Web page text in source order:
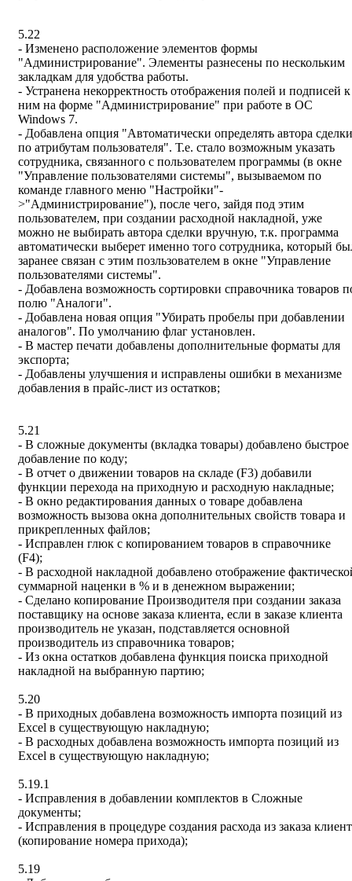
5.22
- Изменено расположение элементов формы
"Администрирование". Элементы разнесены по нескольким
закладкам для удобства работы.
- Устранена некорректность отображения полей и подписей к
ним на форме "Администрирование" при работе в ОС
Windows 7.
- Добавлена опция "Автоматически определять автора сделки
по атрибутам пользователя". Т.е. стало возможным указать
сотрудника, связанного с пользователем программы (в окне
"Управление пользователями системы", вызываемом по
команде главного меню "Настройки"-
>"Администрирование"), после чего, зайдя под этим
пользователем, при создании расходной накладной, уже
можно не выбирать автора сделки вручную, т.к. программа
автоматически выберет именно того сотрудника, который
заранее связан с этим позльзователем в окне "Управление
пользователями системы".
- Добавлена возможность сортировки справочника товаров
полю "Аналоги".
- Добавлена новая опция "Убирать пробелы при добавлении
аналогов". По умолчанию флаг установлен.
- В мастер печати добавлены дополнительные форматы для
экспорта;
- Добавлены улучшения и исправлены ошибки в механизме
добавления в прайс-лист из остатков;
5.21
- В сложные документы (вкладка товары) добавлено быстрое
добавление по коду;
- В отчет о движении товаров на складе (F3) добавили
функции перехода на приходную и расходную накладные;
- В окно редактирования данных о товаре добавлена
возможность вызова окна дополнительных свойств товара и
прикрепленных файлов;
- Исправлен глюк с копированием товаров в справочнике
(F4);
- В расходной накладной добавлено отображение
суммарной наценки в % и в денежном выражении;
- Сделано копирование Производителя при создании заказа
поставщику на основе заказа клиента, если в заказе клиента
производитель не указан, подставляется основной
производитель из справочника товаров;
- Из окна остатков добавлена функция поиска приходной
накладной на выбранную партию;
5.20
- В приходных добавлена возможность импорта позиций из
Excel в существующую накладную;
- В расходных добавлена возможность импорта позиций из
Excel в существующую накладную;
5.19.1
- Исправления в добавлении комплектов в Сложные
документы;
- Исправления в процедуре создания расхода из заказа
(копирование номера прихода);
5.19